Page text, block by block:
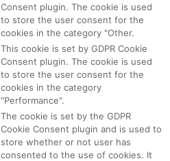
Consent plugin. The cookie is used
to store the user consent for the
cookies in the category "Other.
This cookie is set by GDPR Cookie
Consent plugin. The cookie is used
to store the user consent for the
cookies in the category
"Performance".
The cookie is set by the GDPR
Cookie Consent plugin and is used to
store whether or not user has
consented to the use of cookies. It